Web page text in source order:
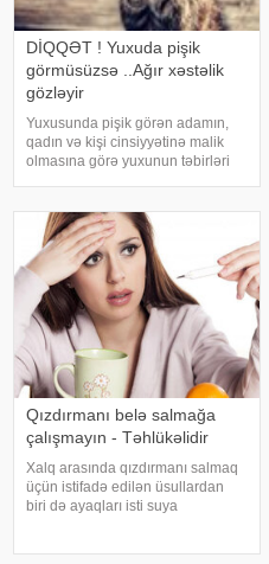
DİQQƏT ! Yuxuda pişik
görmüsüzsə ..Ağır xəstəlik
gözləyir
Yuxusunda pişik görən adamın,
qadın və kişi cinsiyyətinə malik
olmasına görə yuxunun təbirləri
həyatında diqqətsiz bir şəxsiyyətə
sahib olduğu, ətrafındak
Qızdırmanı belə salmağa
çalışmayın - Təhlükəlidir
Xalq arasında qızdırmanı salmaq
üçün istifadə edilən üsullardan
biri də ayaqları isti suya